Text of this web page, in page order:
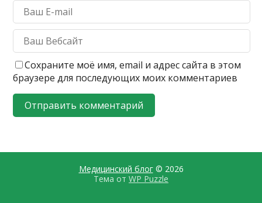
Сохраните моё имя, email и адрес сайта в этом
браузере для последующих моих комментариев
Медицинский блог© 2026
Тема от WP Puzzle